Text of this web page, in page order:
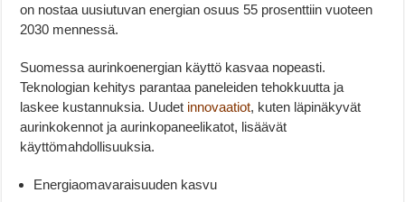
on nostaa uusiutuvan energian osuus 55 prosenttiin vuoteen
2030 mennessä.
Suomessa aurinkoenergian käyttö kasvaa nopeasti.
Teknologian kehitys parantaa paneleiden tehokkuutta ja
laskee kustannuksia. Uudet innovaatiot, kuten läpinäkyvät
aurinkokennot ja aurinkopaneelikatot, lisäävät
käyttömahdollisuuksia.
Energiaomavaraisuuden kasvu